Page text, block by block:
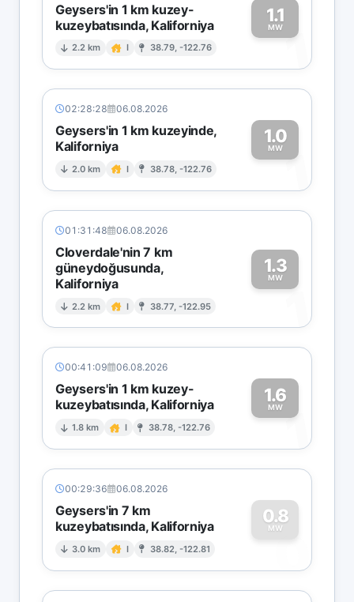
Geysers'in 1 km kuzey-
kuzeybatısında, Kaliforniya
2.2 km I 38.79, -122.76
1.1
MW1
02:28:28 06.08.2026
Geysers'in 1 km kuzeyinde,
Kaliforniya
2.0 km I 38.78, -122.76
1.0
MW1
01:31:48 06.08.2026
Cloverdale'nin 7 km
güneydoğusunda,
Kaliforniya
2.2 km I 38.77, -122.95
1.3
MW
1
00:41:09 06.08.2026
Geysers'in 1 km kuzey-
kuzeybatısında, Kaliforniya
1.8 km I 38.78, -122.76
1.6
MW1
00:29:36 06.08.2026
Geysers'in 7 km
kuzeybatısında, Kaliforniya
3.0 km I 38.82, -122.81
0.8
MW
0